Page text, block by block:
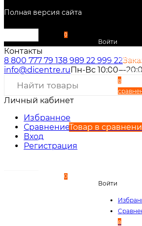
Полная версия сайта
0
Войти
в
Контакты
8 800 777 79 138 989 22 999 22
info@dicentre.ru Пн-Вс
Личный кабинет
Избранное
СравнениеТовар в
Вход
Регистрация
0
Войти
в